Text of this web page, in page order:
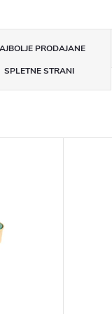
PRODAJANE
SPLETNE STRANI